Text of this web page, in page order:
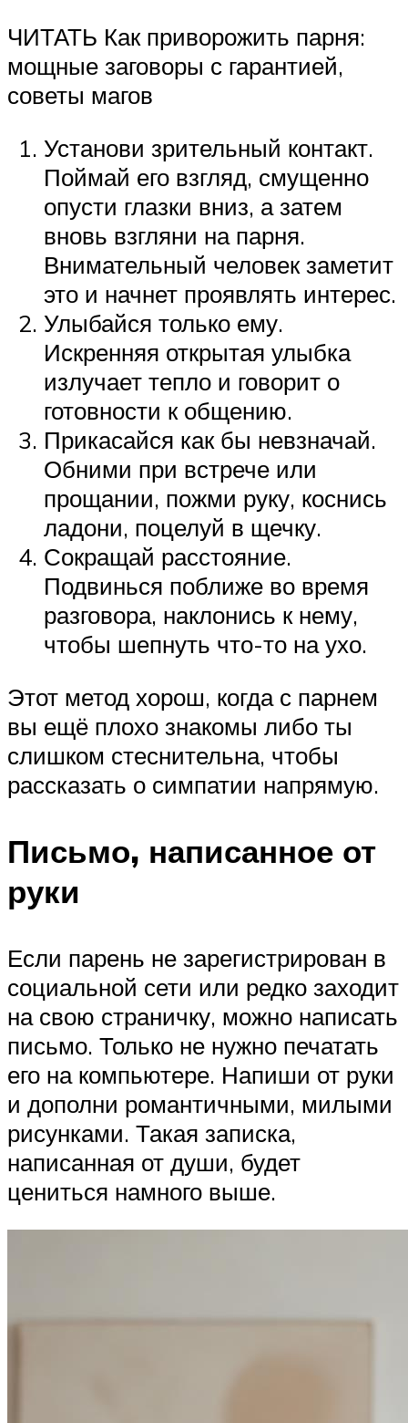
ЧИТАТЬ Как приворожить парня:
мощные заговоры с гарантией,
советы магов
Установи зрительный контакт.
Поймай его взгляд, смущенно
опусти глазки вниз, а затем
вновь взгляни на парня.
Внимательный человек заметит
это и начнет проявлять интерес.
Улыбайся только ему.
Искренняя открытая улыбка
излучает тепло и говорит о
готовности к общению.
Прикасайся как бы невзначай.
Обними при встрече или
прощании, пожми руку, коснись
ладони, поцелуй в щечку.
Сокращай расстояние.
Подвинься поближе во время
разговора, наклонись к нему,
чтобы шепнуть что-то на ухо.
Этот метод хорош, когда с парнем
вы ещё плохо знакомы либо ты
слишком стеснительна, чтобы
рассказать о симпатии напрямую.
Письмо, написанное от
руки
Если парень не зарегистрирован в
социальной сети или редко заходит
на свою страничку, можно написать
письмо. Только не нужно печатать
его на компьютере. Напиши от руки
и дополни романтичными, милыми
рисунками. Такая записка,
написанная от души, будет
цениться намного выше.